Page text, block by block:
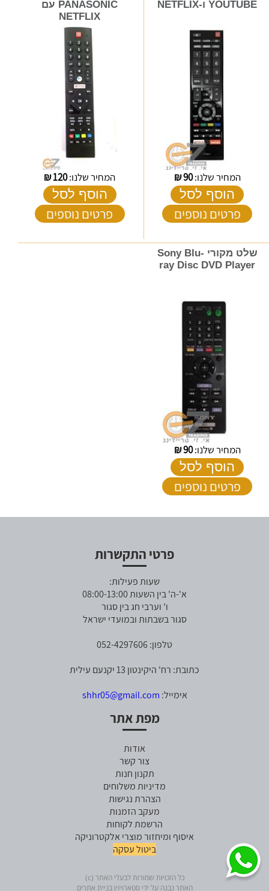
YOUTUBE ו-NETFLIX
המחיר שלנו:90
₪
הוסף לסל
פרטים נוספים
PANASONIC עם
NETFLIX
המחיר שלנו:120
₪
הוסף לסל
פרטים נוספים
שלט מקורי Sony Blu-
ray Disc DVD Player
המחיר שלנו:90
₪
הוסף לסל
פרטים נוספים
פרטי התקשרות
שעות פעילות:
א'-ה' בין השעות 08:00-13:00
ו' וערבי חג בין סגור
סגור בשבתות ובמועדי ישראל
טלפון: 052-4297606
כתובת: רח' היקינטון 13 יקנעם עילית
אימייל: shhr05@gmail.com
מפת אתר
אודות
צור קשר
תקנון חנות
מדיניות משלוחים
הצהרת נגישות
מעקב הזמנות
הרשמת לקוחות
איסוף ומיחזור מוצרי אלקטרוניקה
ביטול עסקה
כל הזכויות שמורות לבעלי האתר (c)
האתר נבנה על ידי סטארויזין בניית אתרים